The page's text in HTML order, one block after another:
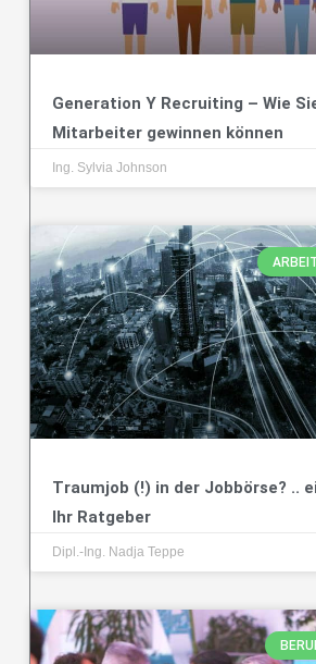
Generation Y Recruiting – Wie
Mitarbeiter gewinnen können
Ing. Sylvia Johnson
Traumjob (!) in der Jobbörse? ..
Ihr Ratgeber
Dipl.-Ing. Nadja Teppe